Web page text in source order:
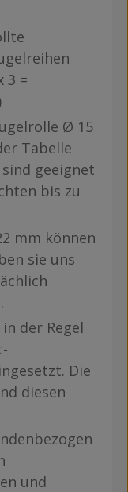
3 =
Ø 15
Tabelle
geeignet
bis zu
mm können
sie uns
der Regel
Die
diesen
und